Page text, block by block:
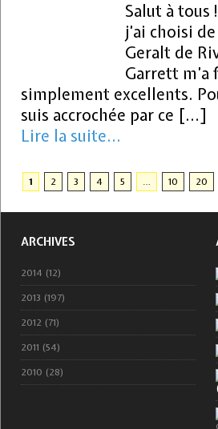
Salut à tous
j’ai choisi
Geralt de
Garrett
simplement excellents.
suis accrochée par ce […]
Lire la suite...
1 2 3 4 5 … 10 20
ARCHIVES
2014 (12)
2013 (197)
2012 (71)
2011 (54)
2010 (28)